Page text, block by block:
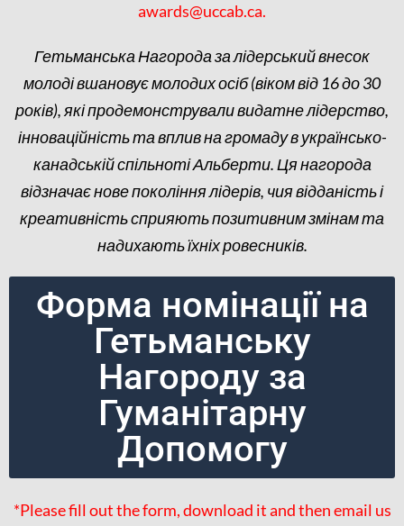
awards@uccab.ca.
Гетьманська Нагорода за лідерський внесок
молоді вшановує молодих осіб (віком від 16 до 30
років), які продемонстрували видатне лідерство,
інноваційність та вплив на громаду в українсько-
канадській спільноті Альберти. Ця нагорода
відзначає нове покоління лідерів, чия відданість і
креативність сприяють позитивним змінам та
надихають їхніх ровесників.
Форма номінації на
Гетьманську
Нагороду за
Гуманітарну
Допомогу
*Please fill out the form, download it and then email us